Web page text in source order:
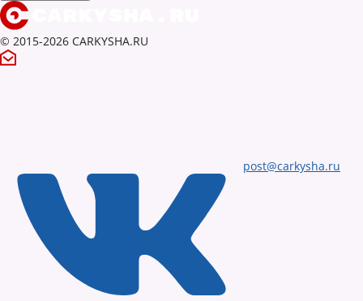
© 2015-2026 CARKYSHA.RU
post@carkysha.ru